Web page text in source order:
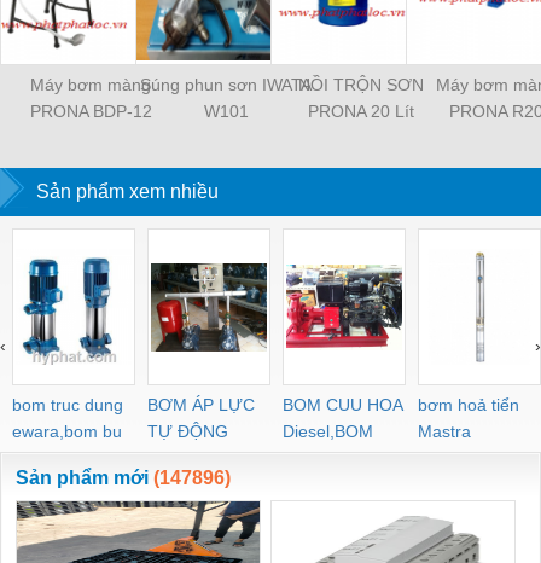
Máy bơm màng
PRONA BDP-12
Súng phun sơn IWATA
W101
NỒI TRỘN SƠN
PRONA 20 Lít
Máy bơm
PRONA
Sản phẩm xem nhiều
bom truc dung
ewara,bom bu
ewara
BƠM ÁP LỰC
TỰ ĐỘNG
BOM CUU HOA
Diesel,BOM
CHUA CHAY
bơm hoả tiển
Mastra
‹ ›
Sản phẩm mới (147896)